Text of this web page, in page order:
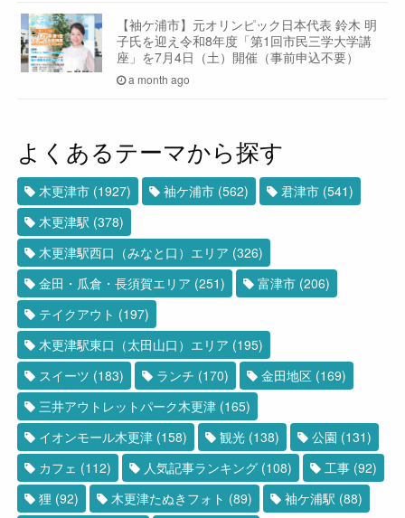
【袖ケ浦市】元オリンピック日本代表 鈴木 明
子氏を迎え令和8年度「第1回市民三学大学講
座」を7月4日（土）開催（事前申込不要）
a month ago
よくあるテーマから探す
木更津市 (1927) 袖ケ浦市 (562) 君津市 (541)
木更津駅 (378)
木更津駅西口（みなと口）エリア (326)
金田・瓜倉・長須賀エリア (251) 富津市 (206)
テイクアウト (197)
木更津駅東口（太田山口）エリア (195)
スイーツ (183) ランチ (170) 金田地区 (169)
三井アウトレットパーク木更津 (165)
イオンモール木更津 (158) 観光 (138) 公園 (131)
カフェ (112) 人気記事ランキング (108) 工事 (92)
狸 (92) 木更津たぬきフォト (89) 袖ケ浦駅 (88)